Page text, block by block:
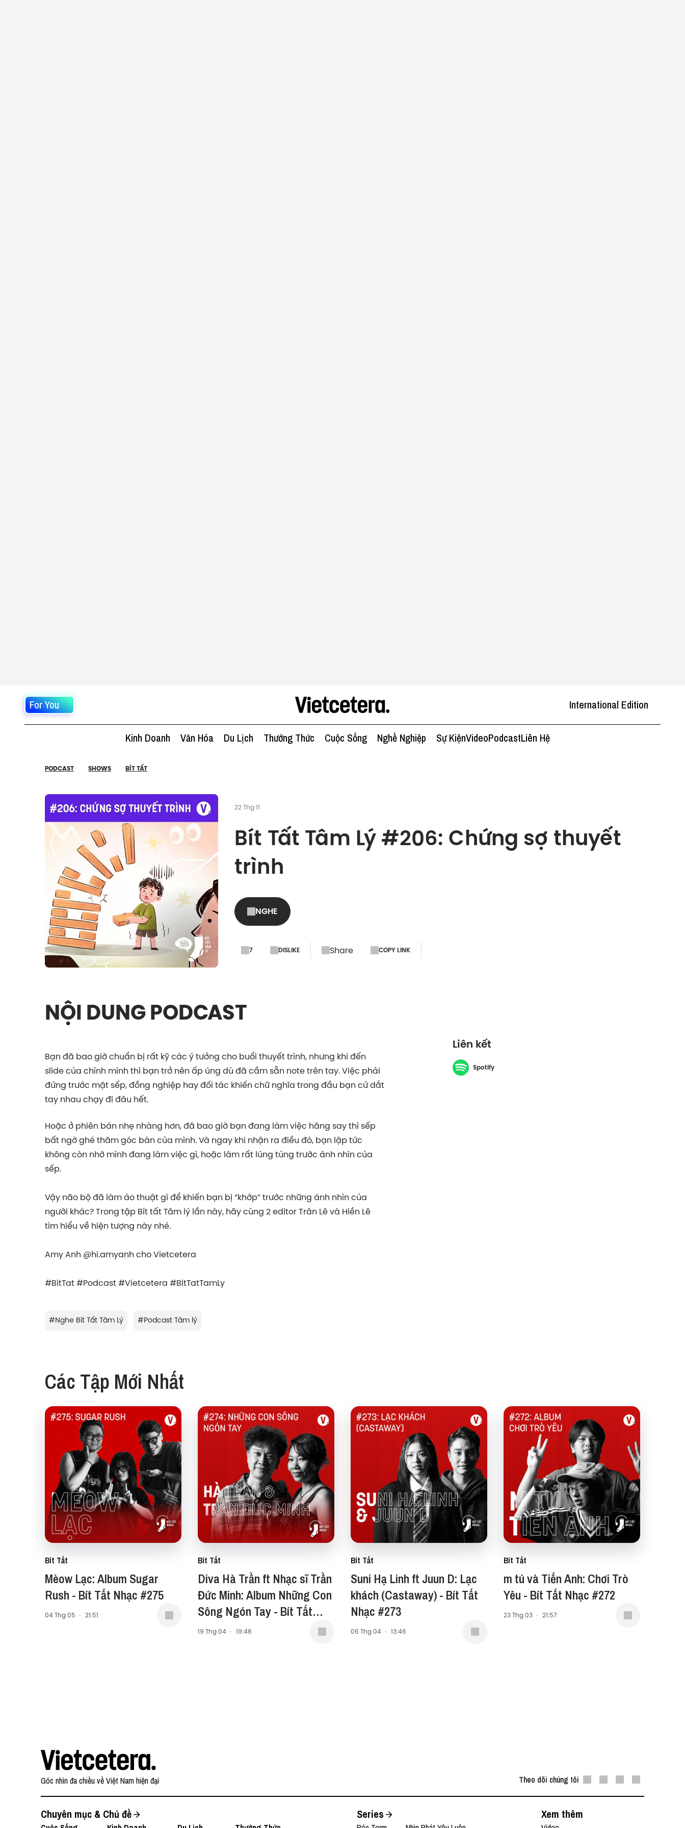
For You International Edition
Kinh Doanh Văn Hóa Du Lịch Thưởng Thức Cuộc Sống Nghề Nghiệp Sự KiệnVideoPodcastLiên Hệ
PODCAST SHOWS BÍT TẤT
22 Thg 11
Bít Tất Tâm Lý #206: Chứng sợ thuyết
trình
NGHE
7 DISLIKE Share COPY LINK
NỘI DUNG PODCAST
Bạn đã bao giờ chuẩn bị rất kỹ các ý tưởng cho buổi thuyết trình, nhưng khi đến
slide của chính mình thì bạn trở nên ấp úng dù đã cầm sẵn note trên tay. Việc phải
đứng trước mặt sếp, đồng nghiệp hay đối tác khiến chữ nghĩa trong đầu bạn cứ dắt
tay nhau chạy đi đâu hết.
Hoặc ở phiên bản nhẹ nhàng hơn, đã bao giờ bạn đang làm việc hăng say thì sếp
bất ngờ ghé thăm góc bàn của mình. Và ngay khi nhận ra điều đó, bạn lập tức
không còn nhớ mình đang làm việc gì, hoặc làm rất lúng túng trước ánh nhìn của
sếp.
Vậy não bộ đã làm ảo thuật gì để khiến bạn bị “khớp” trước những ánh nhìn của
người khác? Trong tập Bít tất Tâm lý lần này, hãy cùng 2 editor Trân Lê và Hiền Lê
tìm hiểu về hiện tượng này nhé.
Amy Anh @hi.amyanh cho Vietcetera
#BitTat #Podcast #Vietcetera #BitTatTamLy
Liên kết
Spotify
#Nghe Bít Tất Tâm Lý #Podcast Tâm lý
Các Tập Mới Nhất
Bít Tất
Mèow Lạc: Album Sugar
Rush - Bít Tất Nhạc #275
04 Thg 05 · 21:51
Bít Tất
Diva Hà Trần ft Nhạc sĩ Trần
Đức Minh: Album Những Con
Sông Ngón Tay - Bít Tất
Nhạc #274
19 Thg 04 · 19:48
Bít Tất
Suni Hạ Linh ft Juun D: Lạc
khách (Castaway) - Bít Tất
Nhạc #273
06 Thg 04 · 13:46
Bít Tất
m tú và Tiến Anh: Chơi Trò
Yêu - Bít Tất Nhạc #272
23 Thg 03 · 21:57
Góc nhìn đa chiều về Việt Nam hiện đại Theo dõi chúng tôi
Chuyên mục & Chủ đề Series Xem thêm